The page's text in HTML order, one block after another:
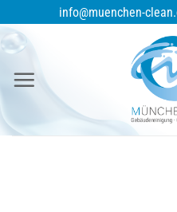
Inhalt
springen
info@muenchen-